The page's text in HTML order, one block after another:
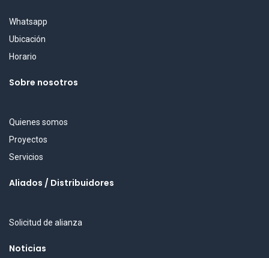
Whatsapp
Ubicación
Horario
Sobre nosotros
Quienes somos
Proyectos
Servicios
Aliados / Distribuidores
Solicitud de alianza
Noticias